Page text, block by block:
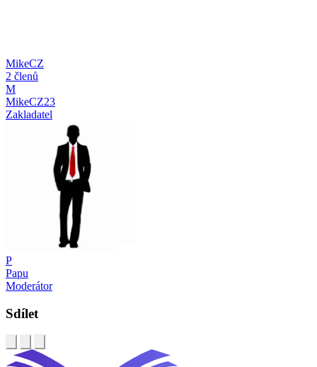
MikeCZ
2 členů
M
MikeCZ23
Zakladatel
P
Papu
Moderátor
Sdílet